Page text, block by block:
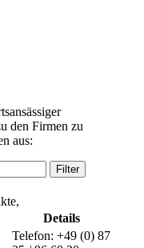
den Firmen zu
aus:
Filter
Details
Telefon: +49 (0) 87